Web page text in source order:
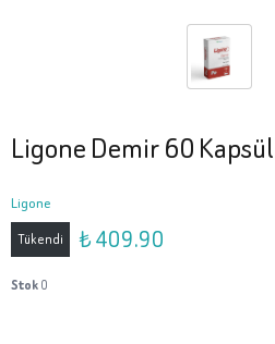
Ligone Demir 60 Kapsül
Ligone
Tükendi ₺ 409.90
Stok0